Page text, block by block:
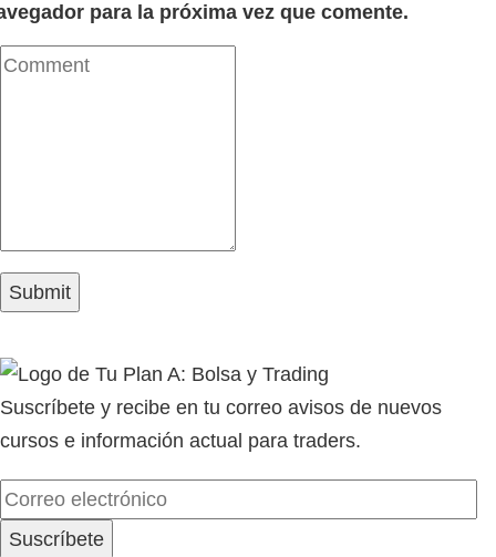
para la próxima vez que comente.
Suscríbete y recibe en tu correo avisos de nuevos
cursos e información actual para traders.